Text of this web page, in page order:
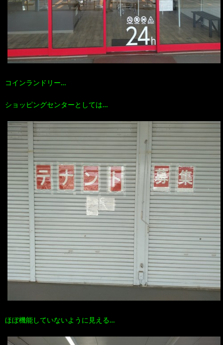
コインランドリー…
ショッピングセンターとしては…
ほぼ機能していないように見える…